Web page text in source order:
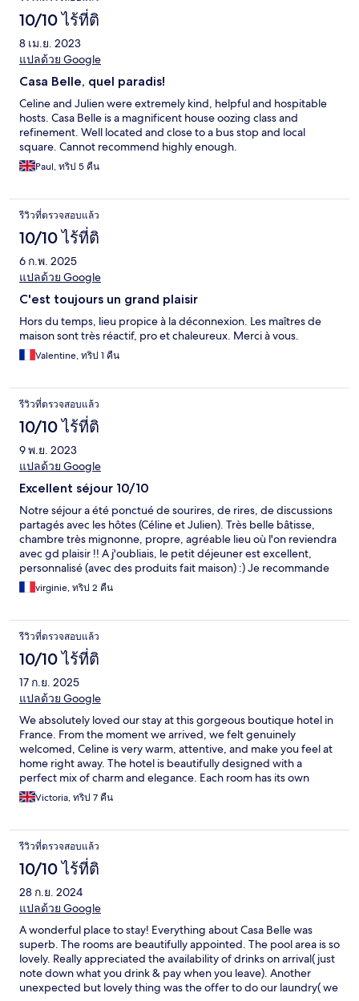
10/10 ไร้ที่ติ
8 เม.ย. 2023
แปลด้วย Google
Casa Belle, quel paradis!
Celine and Julien were extremely kind, helpful and hospitable
hosts. Casa Belle is a magnificent house oozing class and
refinement. Well located and close to a bus stop and local
square. Cannot recommend highly enough.
Paul, ทริป 5 คืน
รีวิวที่ตรวจสอบแล้ว
10/10 ไร้ที่ติ
6 ก.พ. 2025
แปลด้วย Google
C'est toujours un grand plaisir
Hors du temps, lieu propice à la déconnexion. Les maîtres de
maison sont très réactif, pro et chaleureux. Merci à vous.
Valentine, ทริป 1 คืน
รีวิวที่ตรวจสอบแล้ว
10/10 ไร้ที่ติ
9 พ.ย. 2023
แปลด้วย Google
Excellent séjour 10/10
Notre séjour a été ponctué de sourires, de rires, de discussions
partagés avec les hôtes (Céline et Julien). Très belle bâtisse,
chambre très mignonne, propre, agréable lieu où l'on reviendra
avec gd plaisir !! A j'oubliais, le petit déjeuner est excellent,
personnalisé (avec des produits fait maison) :) Je recommande
fortement ! Rien à dire de négatif. Retour prévu au printemps
pour pouvoir profiter de la piscine :)
virginie, ทริป 2 คืน
รีวิวที่ตรวจสอบแล้ว
10/10 ไร้ที่ติ
17 ก.ย. 2025
แปลด้วย Google
We absolutely loved our stay at this gorgeous boutique hotel in
France. From the moment we arrived, we felt genuinely
welcomed, Celine is very warm, attentive, and make you feel at
home right away. The hotel is beautifully designed with a
perfect mix of charm and elegance. Each room has its own
unique character and thoughtful details, and everything is
spotless and well cared for. It’s clear the owners have poured
a great pool area ideal for lounging after a day of exploring.
Breakfast was fresh and delicious, served on the terrace or
dining room depending on the weather. This place is perfect if
you’re looking for a quiet, restful stay with a personal touch. We
left feeling completely recharged and can’t wait to return.
Highly recommended!
Victoria, ทริป 7 คืน
รีวิวที่ตรวจสอบแล้ว
10/10 ไร้ที่ติ
28 ก.ย. 2024
แปลด้วย Google
A wonderful place to stay! Everything about Casa Belle was
superb. The rooms are beautifully appointed. The pool area is so
lovely. Really appreciated the availability of drinks on arrival( just
note down what you drink & pay when you leave). Another
unexpected but lovely thing was the offer to do our laundry( we